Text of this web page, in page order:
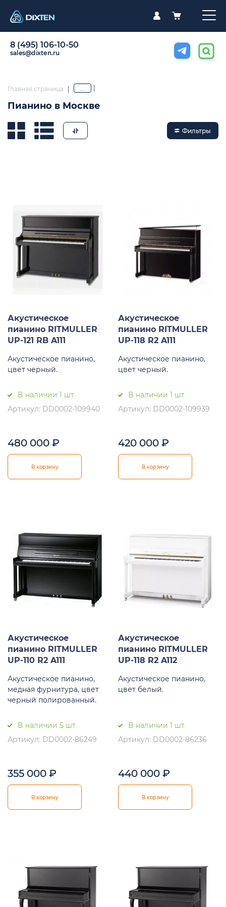
8 (495) 106-10-50
sales@dixten.ru
Главная страница | ...
Пианино в Москве
Фильтры
Акустическое
пианино RITMULLER
UP-121 RB A111
Акустическое пианино,
цвет черный.
В наличии 1 шт.
Артикул: DD0002-109940
480 000 ₽
В корзину
Акустическое
пианино RITMULLER
UP-118 R2 A111
Акустическое пианино,
цвет черный.
В наличии 1 шт.
Артикул: DD0002-109939
420 000 ₽
В корзину
Акустическое
пианино RITMULLER
UP-110 R2 A111
Акустическое пианино,
медная фурнитура, цвет
черный полированный.
В наличии 5 шт.
Артикул: DD0002-86249
355 000 ₽
В корзину
Акустическое
пианино RITMULLER
UP-118 R2 A112
Акустическое пианино,
цвет белый.
В наличии 1 шт.
Артикул: DD0002-86236
440 000 ₽
В корзину